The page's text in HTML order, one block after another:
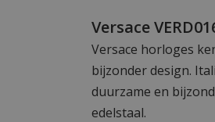
Versace
Versace horloges
bijzonder design.
duurzame en
edelstaal.